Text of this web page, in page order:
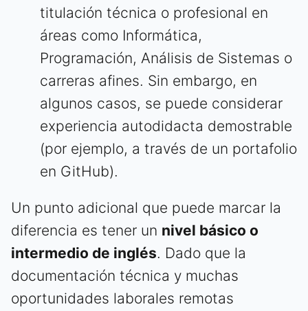
titulación técnica o profesional en
áreas como Informática,
Programación, Análisis de Sistemas o
carreras afines. Sin embargo, en
algunos casos, se puede considerar
experiencia autodidacta demostrable
(por ejemplo, a través de un portafolio
en GitHub).
Un punto adicional que puede marcar la
diferencia es tener un nivel básico o
intermedio de inglés. Dado que la
documentación técnica y muchas
oportunidades laborales remotas